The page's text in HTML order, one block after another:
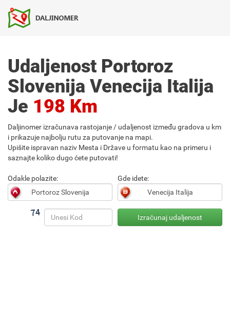
Udaljenost Portoroz
Slovenija Venecija Italija
Je 198 Km
Daljinomer izračunava rastojanje / udaljenost između gradova u km
i prikazuje najbolju rutu za putovanje na mapi.
Upišite ispravan naziv Mesta i Države u formatu kao na primeru i
saznajte koliko dugo ćete putovati!
Odakle polazite: Gde idete: